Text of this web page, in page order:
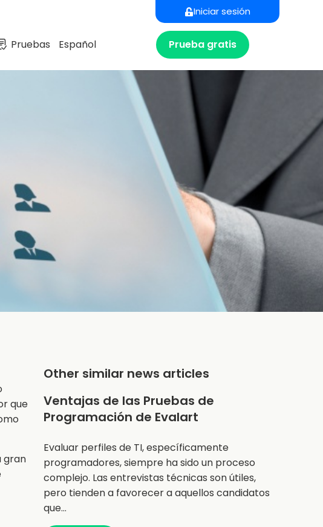
Iniciar sesión
Pruebas Español Prueba gratis
que
gran
Other similar news articles
Ventajas de las Pruebas de
Programación de Evalart
Evaluar perfiles de TI, específicamente
programadores, siempre ha sido un proceso
complejo. Las entrevistas técnicas son útiles,
pero tienden a favorecer a aquellos candidatos
que…